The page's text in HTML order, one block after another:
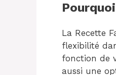
La Recette
flexibilité
fonction de
aussi une